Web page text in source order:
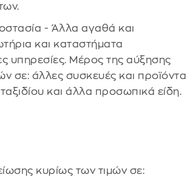
- Άλλα αγαθά και
και καταστήματα
υπηρεσίες. Μέρος της αύξησης
σε: άλλες συσκευές και προϊόντα
και άλλα προσωπικά είδη.
κυρίως των τιμών σε: